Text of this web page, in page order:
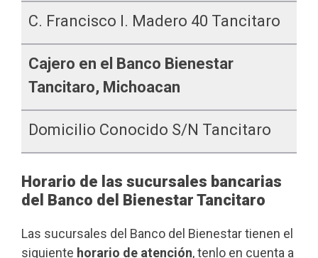
C. Francisco I. Madero 40 Tancitaro
Cajero en el Banco Bienestar
Tancitaro, Michoacan
Domicilio Conocido S/n Tancitaro
Horario de las sucursales bancarias
del Banco del Bienestar Tancitaro
Las sucursales del Banco del Bienestar tienen el
siguiente horario de atención, tenlo en cuenta a